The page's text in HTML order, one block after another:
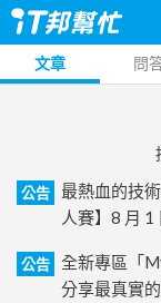
文章 問
公告
最熱血的技
人賽】8 月 1
公告
全新專區「
分享最真實